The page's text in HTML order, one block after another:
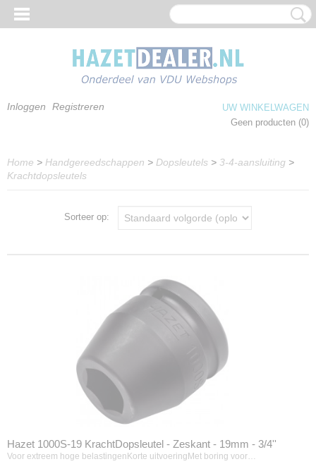
Inloggen Registreren
UW WINKELWAGEN
Geen producten (0)
Home > Handgereedschappen > Dopsleutels > 3-4-aansluiting >
Krachtdopsleutels
Sorteer op:
Hazet 1000S-19 KrachtDopsleutel - Zeskant - 19mm - 3/4''
Voor extreem hoge belastingenKorte uitvoeringMet boring voor…